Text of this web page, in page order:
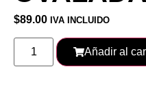
$89.00 IVA INCLUIDO
Añadir al